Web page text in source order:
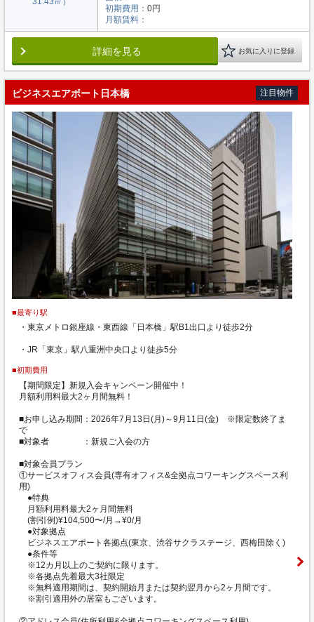
初期費用： 0円
月額賃料：
詳細を見る お気に入りに登録
ビジネスエアポート日本橋 注目物件
■最寄り駅
・東京メトロ銀座線・東西線「日本橋」駅B1出口より徒歩2分
・JR「東京」駅八重洲中央口より徒歩5分
■初期費用
【期間限定】新規入会キャンペーン開催中！
月額利用料最大2ヶ月間無料！
■お申し込み期間：2026年7月13日(月)～9月11日(金) ※限定数終了ま
で
■対象者 ：新規ご入会の方
■対象会員プラン
①サービスオフィス会員(専有オフィス&全拠点コワーキングスペース利
用)
●特典
月額利用料最大2ヶ月間無料
(割引例)¥104,500〜/月→¥0/月
●対象拠点
ビジネスエアポート各拠点(東京、渋谷サクラステージ、西梅田除く)
●条件等
※12カ月以上のご契約に限ります。
※各拠点先着最大3社限定
※無料適用期間は、契約開始月または契約翌月から2ヶ月間です。
※割引適用外の居室もございます。